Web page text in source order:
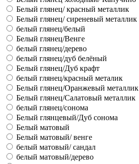
Белый глянец/ красный металлик
Белый глянец/ сиреневый металлик
белый глянец/белый
Белый глянец/Венге
белый глянец/дерево
белый глянец/дуб белёный
Белый глянец/Дуб крафт
белый глянец/красный металик
Белый глянец/Оранжевый металлик
Белый глянец/Салатовый металлик
белый глянец/сонома
Белый глянцевый/Дуб сонома
Белый матовый
Белый матовый/ венге
белый матовый/ сандал
белый матовый/дерево